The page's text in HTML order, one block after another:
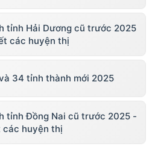
tỉnh Hải Dương cũ trước 2025
các huyện thị
34 tỉnh thành mới 2025
tỉnh Đồng Nai cũ trước 2025 -
huyện thị